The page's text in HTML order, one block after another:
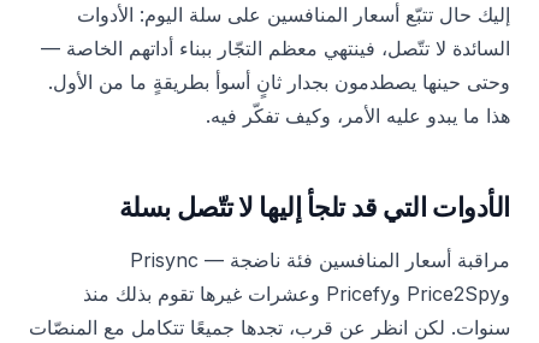
إليك حال تتبّع أسعار المنافسين على سلة اليوم: الأدوات
السائدة لا تتّصل، فينتهي معظم التجّار ببناء أداتهم الخاصة —
وحتى حينها يصطدمون بجدار ثانٍ أسوأ بطريقةٍ ما من الأول.
هذا ما يبدو عليه الأمر، وكيف تفكّر فيه.
الأدوات التي قد تلجأ إليها لا تتّصل بسلة
مراقبة أسعار المنافسين فئة ناضجة — Prisync
وPrice2Spy وPricefy وعشرات غيرها تقوم بذلك منذ
سنوات. لكن انظر عن قرب، تجدها جميعًا تتكامل مع المنصّات